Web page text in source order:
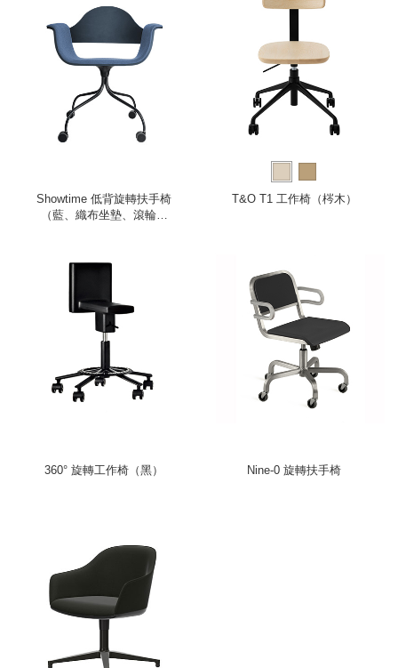
Showtime 低背旋轉扶手椅
（藍、織布坐墊、滾輪椅
T&O T1 工作椅（梣木）
360° 旋轉工作椅（黑） Nine-0 旋轉扶手椅